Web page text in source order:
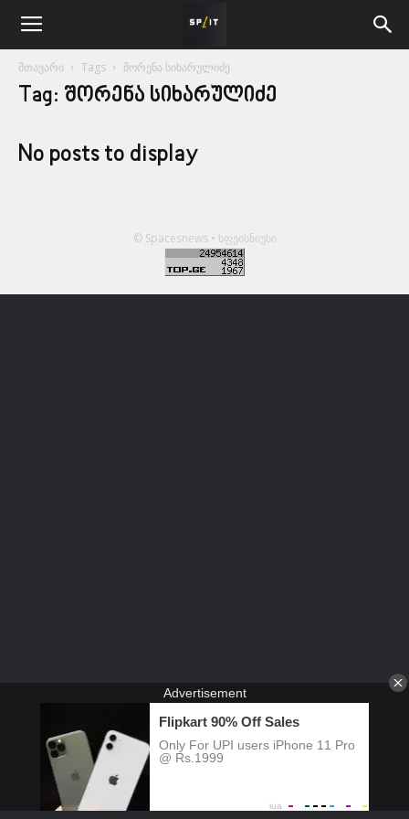
მთავარი Tags შორენა სიხარულიძე
Tag: შორენა სიხარულიძე
No posts to display
© Spacesnews • სფეისნიუსი